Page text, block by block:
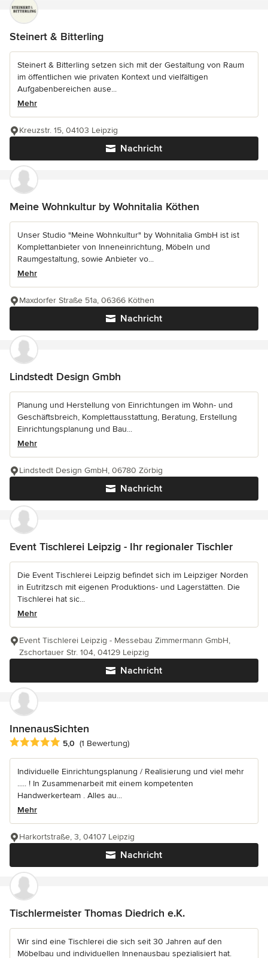
Steinert & Bitterling
Steinert & Bitterling setzen sich mit der Gestaltung von Raum
im öffentlichen wie privaten Kontext und vielfältigen
Aufgabenbereichen ause...
Mehr
Nachricht
Kreuzstr. 15, 04103 Leipzig
Meine Wohnkultur by Wohnitalia Köthen
Unser Studio "Meine Wohnkultur" by Wohnitalia GmbH ist ist
Komplettanbieter von Inneneinrichtung, Möbeln und
Raumgestaltung, sowie Anbieter vo...
Mehr
Nachricht
Maxdorfer Straße 51a, 06366 Köthen
Lindstedt Design Gmbh
Planung und Herstellung von Einrichtungen im Wohn- und
Geschäftsbreich, Komplettausstattung, Beratung, Erstellung
Einrichtungsplanung und Bau...
Mehr
Nachricht
Lindstedt Design GmbH, 06780 Zörbig
Event Tischlerei Leipzig - Ihr regionaler Tischler
Die Event Tischlerei Leipzig befindet sich im Leipziger Norden
in Eutritzsch mit eigenen Produktions- und Lagerstätten. Die
Tischlerei hat sic...
Mehr
Nachricht
Event Tischlerei Leipzig - Messebau Zimmermann GmbH,
Zschortauer Str. 104, 04129 Leipzig
InnenausSichten
Durchschnittliche Bewertung: 5 von 5 Sternen
5,0 (1 Bewertung)
Individuelle Einrichtungsplanung / Realisierung und viel mehr
..... ! In Zusammenarbeit mit einem kompetenten
Handwerkerteam . Alles au...
Mehr
Nachricht
Harkortstraße, 3, 04107 Leipzig
Tischlermeister Thomas Diedrich e.K.
Wir sind eine Tischlerei die sich seit 30 Jahren auf den
Möbelbau und individuellen Innenausbau spezialisiert hat.